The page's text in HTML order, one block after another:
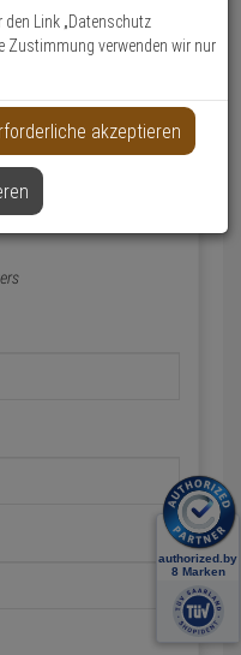
anlegen
den Link „Datenschutz
Zustimmung verwenden wir nur
akzeptieren